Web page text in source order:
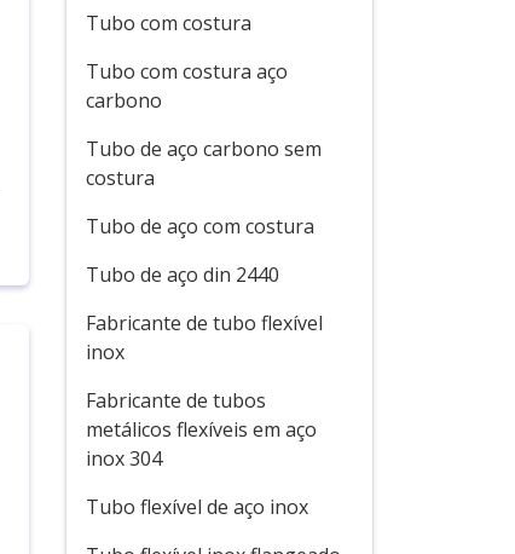
Tubo com costura
Tubo com costura aço
carbono
Tubo de aço carbono sem
costura
Tubo de aço com costura
Tubo de aço din 2440
Fabricante de tubo flexível
inox
Fabricante de tubos
metálicos flexíveis em aço
inox 304
Tubo flexível de aço inox